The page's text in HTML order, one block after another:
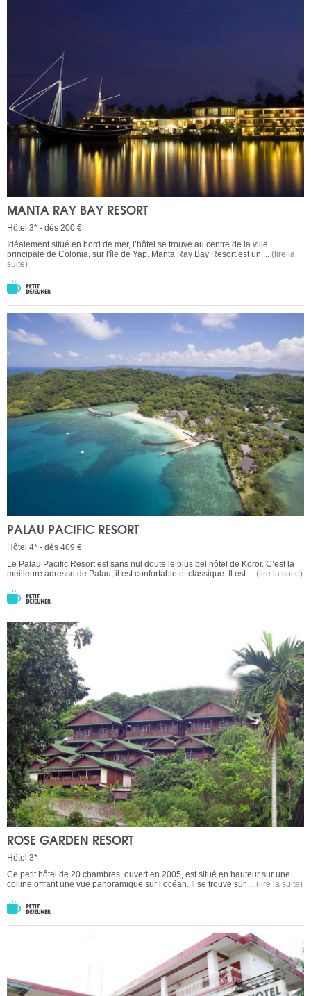
MANTA RAY BAY RESORT
Hôtel 3* - dès 200 €
Idéalement situé en bord de mer, l’hôtel se trouve au centre de la ville
principale de Colonia, sur l'île de Yap. Manta Ray Bay Resort est un ... (lire la
suite)
PALAU PACIFIC RESORT
Hôtel 4* - dès 409 €
Le Palau Pacific Resort est sans nul doute le plus bel hôtel de Koror. C’est la
meilleure adresse de Palau, il est confortable et classique. Il est ... (lire la suite)
ROSE GARDEN RESORT
Hôtel 3*
Ce petit hôtel de 20 chambres, ouvert en 2005, est situé en hauteur sur une
colline offrant une vue panoramique sur l’océan. Il se trouve sur ... (lire la suite)